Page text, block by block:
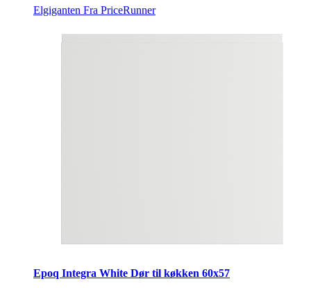
Elgiganten Fra PriceRunner
Epoq Integra White Dør til køkken 60x57